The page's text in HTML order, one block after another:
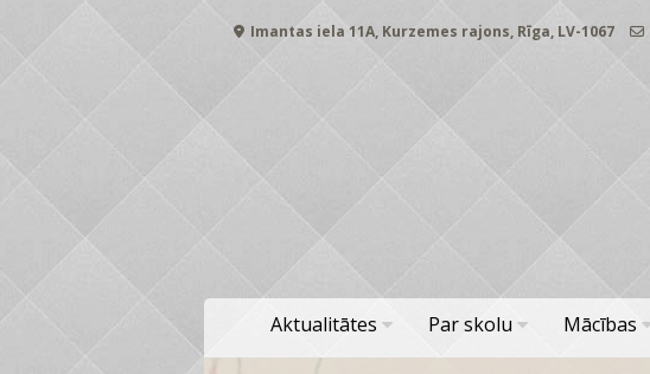
content
Imantas iela 11A, Kurzemes rajons, Rīga, LV-1067
Aktualitātes Par skolu Mācības